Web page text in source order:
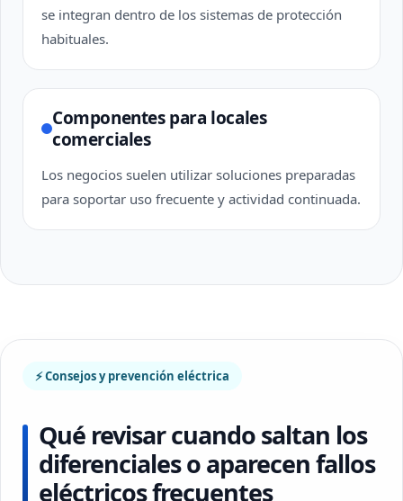
se integran dentro de los sistemas de protección
habituales.
Componentes para locales
comerciales
Los negocios suelen utilizar soluciones preparadas
para soportar uso frecuente y actividad continuada.
⚡ Consejos y prevención eléctrica
Qué revisar cuando saltan los
diferenciales o aparecen fallos
eléctricos frecuentes